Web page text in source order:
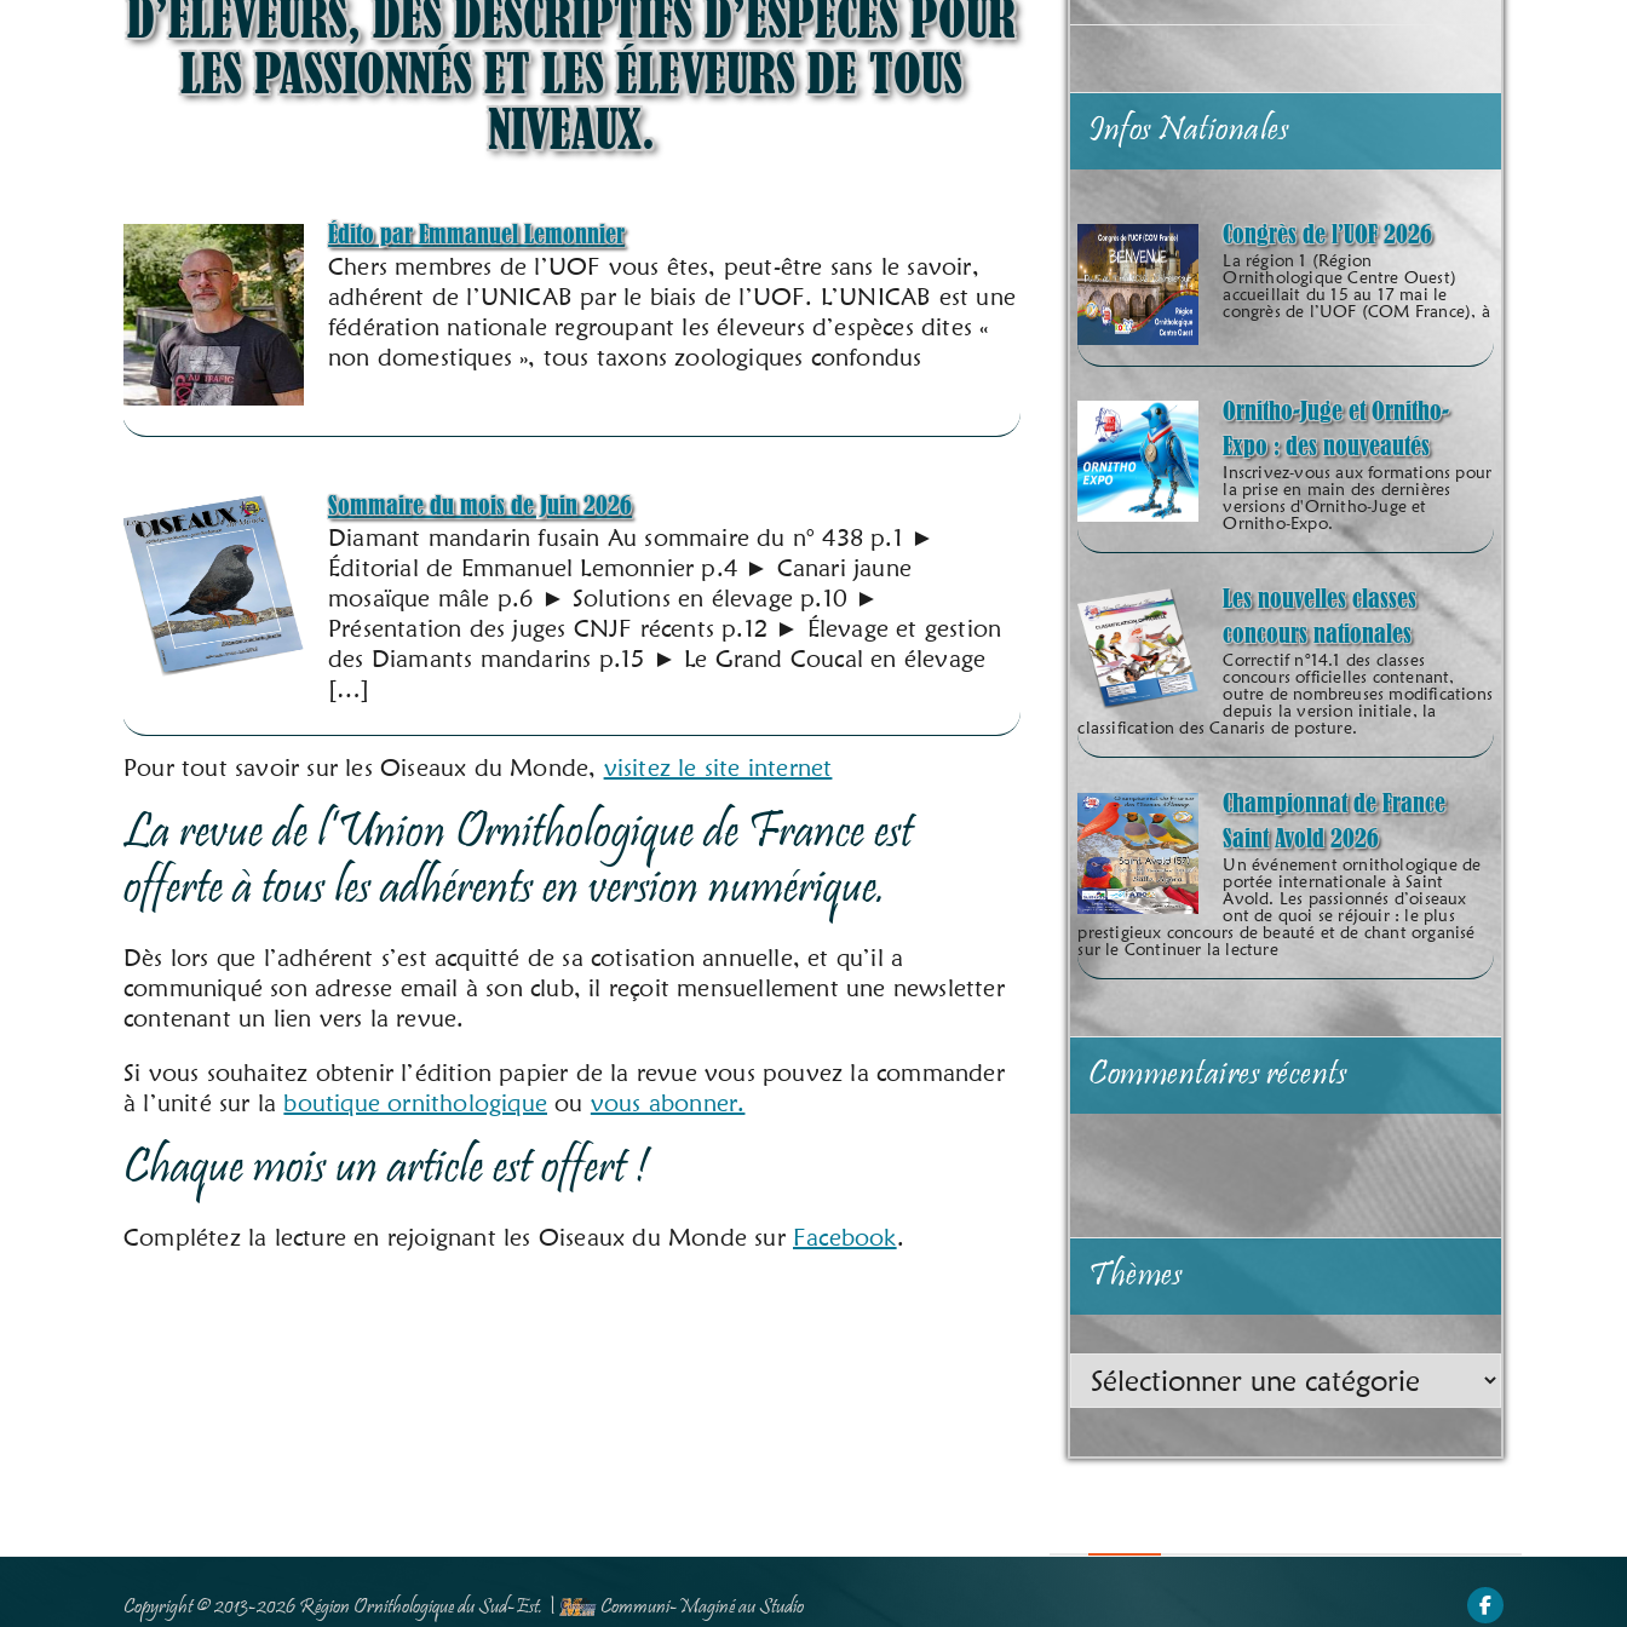
D’ÉLEVEURS, DES DESCRIPTIFS D’ESPÈCES POUR
LES PASSIONNÉS ET LES ÉLEVEURS DE TOUS
NIVEAUX.
Édito par Emmanuel Lemonnier
Chers membres de l’UOF vous êtes, peut-être sans le savoir,
adhérent de l’UNICAB par le biais de l’UOF. L’UNICAB est une
fédération nationale regroupant les éleveurs d’espèces dites «
non domestiques », tous taxons zoologiques confondus
Sommaire du mois de Juin 2026
Diamant mandarin fusain Au sommaire du n° 438 p.1 ►
Éditorial de Emmanuel Lemonnier p.4 ► Canari jaune
mosaïque mâle p.6 ► Solutions en élevage p.10 ►
Présentation des juges CNJF récents p.12 ► Élevage et gestion
des Diamants mandarins p.15 ► Le Grand Coucal en élevage
[…]
Pour tout savoir sur les Oiseaux du Monde, visitez le site internet
La revue de l’Union Ornithologique de France est
offerte à tous les adhérents en version numérique.
Dès lors que l’adhérent s’est acquitté de sa cotisation annuelle, et qu’il a
communiqué son adresse email à son club, il reçoit mensuellement une newsletter
contenant un lien vers la revue.
Si vous souhaitez obtenir l’édition papier de la revue vous pouvez la commander
à l’unité sur la boutique ornithologique ou vous abonner.
Chaque mois un article est offert !
Complétez la lecture en rejoignant les Oiseaux du Monde sur Facebook.
Infos Nationales
Congrès de l’UOF 2026
La région 1 (Région
Ornithologique Centre Ouest)
accueillait du 15 au 17 mai le
congrès de l’UOF (COM France), à
Ornitho-Juge et Ornitho-
Expo : des nouveautés
Inscrivez-vous aux formations pour
la prise en main des dernières
versions d'Ornitho-Juge et
Ornitho-Expo.
Les nouvelles classes
concours nationales
Correctif n°14.1 des classes
concours officielles contenant,
outre de nombreuses modifications
depuis la version initiale, la
classification des Canaris de posture.
Championnat de France
Saint Avold 2026
Un événement ornithologique de
portée internationale à Saint
Avold. Les passionnés d’oiseaux
ont de quoi se réjouir : le plus
prestigieux concours de beauté et de chant organisé
sur le Continuer la lecture
Commentaires récents
Thèmes
Thèmes
Copyright © 2013-2026Région Ornithologique du Sud-Est. | Communi-Maginé auStudio